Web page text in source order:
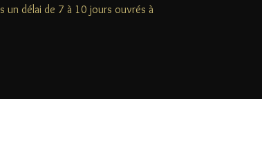
un délai de 7 à 10 jours ouvrés à